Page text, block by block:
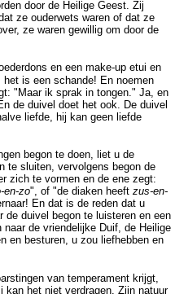
door de Heilige Geest. Zij
ze ouderwets waren of dat ze
ze waren gewillig om door de
en een make-up etui en
is een schande! En noemen
"Maar ik sprak in tongen." Ja, en
de duivel doet het ook. De duivel
liefde, hij kan geen liefde
begon te doen, liet u de
te sluiten, vervolgens begon de
zich te vormen en de ene zegt:
en-zo", of "de diaken heeft zus-en-
En dat is de reden dat u
duivel begon te luisteren en een
de vriendelijke Duif, de Heilige
en besturen, u zou liefhebben en
van temperament krijgt,
het niet verdragen. Zijn natuur